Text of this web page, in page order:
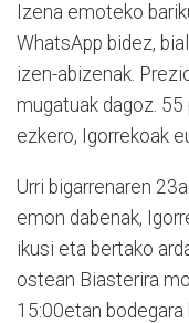
Izena emoteko
WhatsApp bidez,
izen-abizenak.
mugatuak dagoz.
ezkero, Igorrekoak
Urri bigarrenaren
emon dabenak,
ikusi eta bertako
ostean Biasterira
15:00etan bodegara